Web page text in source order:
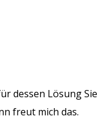
dessen Lösung Sie
freut mich das.